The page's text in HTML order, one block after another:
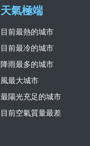
天氣極端
目前最熱的城市
目前最冷的城市
降雨最多的城市
風最大城市
最陽光充足的城市
目前空氣質量最差